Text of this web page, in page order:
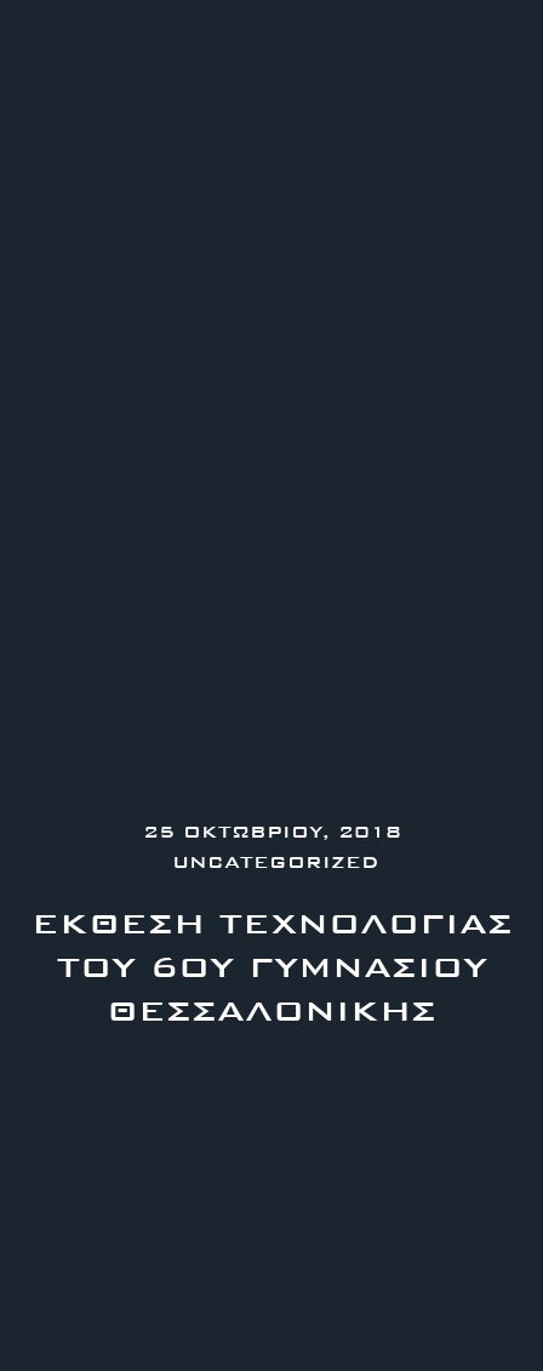
25 ΟΚΤΩΒΡΊΟΥ, 2018
UNCATEGORIZED
ΈΚΘΕΣΗ ΤΕΧΝΟΛΟΓΊΑΣ
ΤΟΥ 6ΟΥ ΓΥΜΝΆΣΙΟΥ
ΘΕΣΣΑΛΟΝΊΚΗΣ